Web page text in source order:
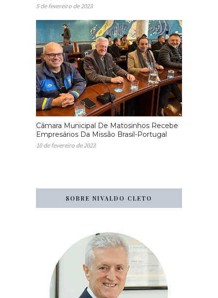
5 de fevereiro de 2023
Câmara Municipal De Matosinhos Recebe
Empresários Da Missão Brasil-Portugal
10 de fevereiro de 2023
SOBRE NIVALDO CLETO